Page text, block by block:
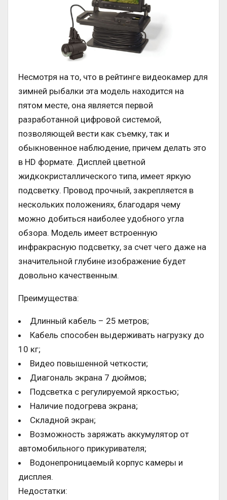
Несмотря на то, что в рейтинге видеокамер для
зимней рыбалки эта модель находится на
пятом месте, она является первой
разработанной цифровой системой,
позволяющей вести как съемку, так и
обыкновенное наблюдение, причем делать это
в HD формате. Дисплей цветной
жидкокристаллического типа, имеет яркую
подсветку. Провод прочный, закрепляется в
нескольких положениях, благодаря чему
можно добиться наиболее удобного угла
обзора. Модель имеет встроенную
инфракрасную подсветку, за счет чего даже на
значительной глубине изображение будет
довольно качественным.
Преимущества:
Длинный кабель – 25 метров;
Кабель способен выдерживать нагрузку до
10 кг;
Видео повышенной четкости;
Диагональ экрана 7 дюймов;
Подсветка с регулируемой яркостью;
Наличие подогрева экрана;
Складной экран;
Возможность заряжать аккумулятор от
автомобильного прикуривателя;
Водонепроницаемый корпус камеры и
дисплея.
Недостатки: